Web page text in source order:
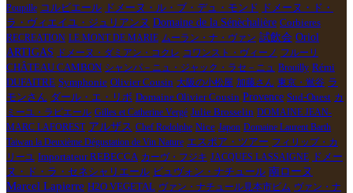
Poupille コルビエール ドメーヌ・ル・ブ・デュ・モンド
ドメーヌ・ド・
ラ・ヴィエイユ・ジュリアンヌ Domaine de la Sénèchalière Corbieres
RECREATION LE MONT DE MARIE ムーラン・ナ・ヴァン 試飲会 Oriol
ARTIGAS
ドメーヌ・ダミアン・コクレ コワンスト・ヴィーノ フルーリ
CHÂTEAU CAMBON シャンパ－ニュ・ジャック・ラセ－ニュ Brouilly Rémi
DUFAITRE Symphonie Olivier Cousin 大阪の小松屋 加藤さん 東京・鴬谷 ラ
モンさん ダール・エ・リボ Domaine Olivier Cousin Provence Sud-Ouest カ
ミーユ・ラピエール Gilles et Catherine Vergé Julie Brosselin DOMAINE JEAN-
MARC LAFOREST アルザス Chef Rodolphe Nice Japon Domaine Laurent Barth
Taiwan la Deuxième Dégustation de Vin Nature エスポア・ツアー フィリップ・カ
リーユ Importateur REBECCA カーヴ・フジキ JACQUES LASSAIGNE ドメー
ヌ・ド・ラ・セネシャリエール ビュヴォン・ナチュール 南ローヌ
Marcel Lapierre H2O VEGETAL ヴァン・ナチュール見本市ビム ヴァン・ナ